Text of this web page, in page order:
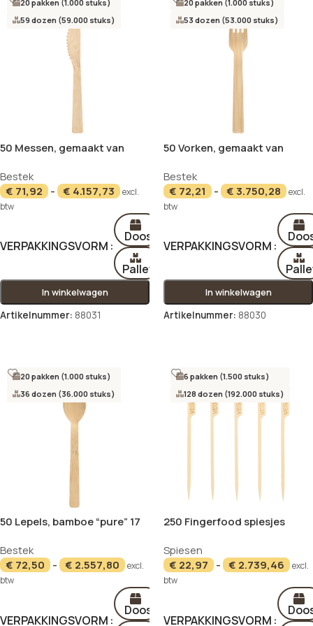
20 pakken (1.000 stuks)
59 dozen (59.000 stuks)
50 Messen, gemaakt van
Bestek
€ 71,92 - € 4.157,73
excl.
btw
VERPAKKINGSVORM
Doos
Pallet
In winkelwagen
Artikelnummer: 88031
20 pakken (1.000 stuks)
53 dozen (53.000 stuks)
50 Vorken, gemaakt van
Bestek
€ 72,21 - €3.750,28
excl.
btw
VERPAKKINGSVORM
In winkelwagen
Artikelnummer: 88030
20 pakken (1.000 stuks)
36 dozen (36.000 stuks)
50 Lepels, bamboe “pure” 17
Bestek
€ 72,50 - € 2.557,80
excl.
btw
VERPAKKINGSVORM
Doos
6 pakken (1.500 stuks)
128 dozen (192.000 stuks)
250 Fingerfood spiesjes
Spiesen
€ 22,97 - € 2.739,46
excl.
btw
VERPAKKINGSVORM